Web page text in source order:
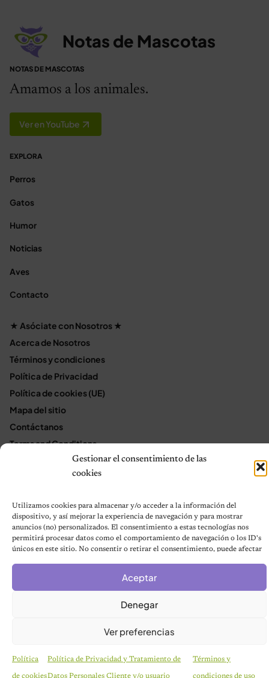
Gestionar el consentimiento de las
cookies
Utilizamos cookies para almacenar y/o acceder a la información del
dispositivo, y así mejorar la experiencia de navegación y para mostrar
anuncios (no) personalizados. El consentimiento a estas tecnologías nos
permitirá procesar datos como el comportamiento de navegación o los ID's
únicos en este sitio. No consentir o retirar el consentimiento, puede afectar
Aceptar
Denegar
Ver preferencias
Política
de cookies
Política de Privacidad y Tratamiento de
Datos Personales Cliente y/o usuario
Términos y
condiciones de uso
Notas de Mascotas
NOTAS DE MASCOTAS
Amamos a los animales.
Ver en YouTube
EXPLORA
Perros
Gatos
Humor
Noticias
Aves
Contacto
★ Asóciate con Nosotros ★
Acerca de Nosotros
Términos y condiciones
Política de Privacidad
Política de cookies (UE)
Mapa del sitio
Contáctanos
Terms and Conditions
Política de privacidad